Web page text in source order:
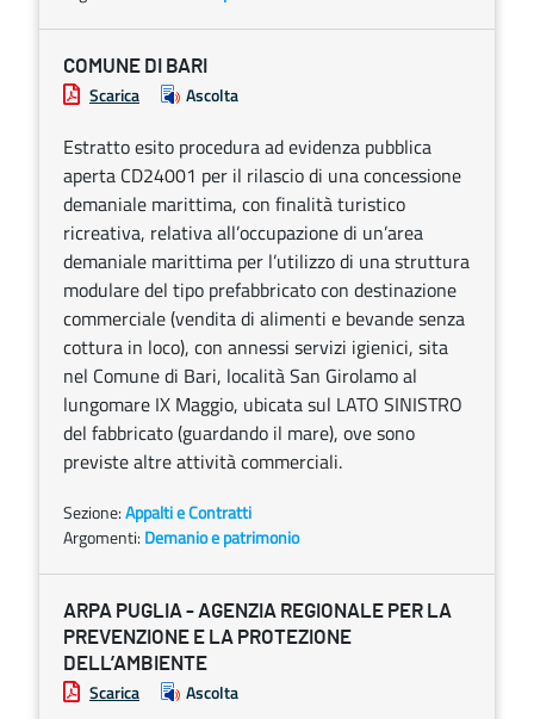
COMUNE DI BARI
Scarica Ascolta
Estratto esito procedura ad evidenza pubblica
aperta CD24001 per il rilascio di una concessione
demaniale marittima, con finalità turistico
ricreativa, relativa all’occupazione di un’area
demaniale marittima per l’utilizzo di una struttura
modulare del tipo prefabbricato con destinazione
commerciale (vendita di alimenti e bevande senza
cottura in loco), con annessi servizi igienici, sita
nel Comune di Bari, località San Girolamo al
lungomare IX Maggio, ubicata sul LATO SINISTRO
del fabbricato (guardando il mare), ove sono
previste altre attività commerciali.
Sezione:Appalti e Contratti
Argomenti: Demanio e patrimonio
ARPA PUGLIA - AGENZIA REGIONALE PER LA
PREVENZIONE E LA PROTEZIONE
DELL’AMBIENTE
Scarica Ascolta